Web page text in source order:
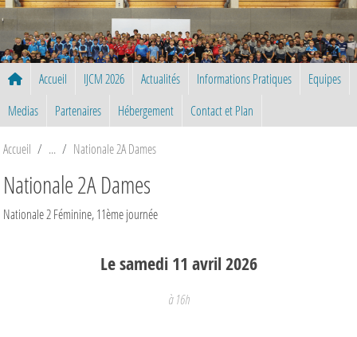
Accueil IJCM 2026 Actualités Informations Pratiques
Equipes
Medias
Partenaires Hébergement Contact et Plan
Accueil Nationale 2A Dames
Nationale 2A Dames
Nationale 2 Féminine, 11ème journée
Lesamedi11 avril2026
à 16h
Panneau de gestion des cookies